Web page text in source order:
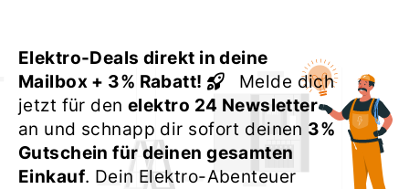
Elektro-Deals direkt in deine
Mailbox + 3% Rabatt!
Melde dich
jetzt für denelektro 24 Newsletter
an und schnapp dir sofort deinen 3%
Gutschein für deinen gesamten
Einkauf. Dein Elektro-Abenteuer